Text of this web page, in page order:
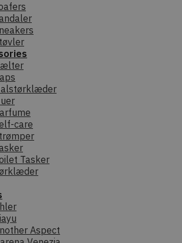
care
Tasker
Aspect